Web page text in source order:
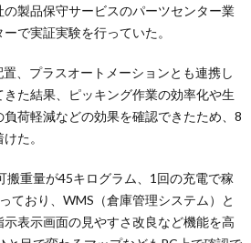
製品保守サービスのパーツセンター業
で実証実験を行っていた。
、プラスオートメーションとも連携し
た結果、ピッキング作業の効率化や生
荷軽減などの効果を確認できたため、8
た。
搬重量が45キログラム、1回の充電で稼
ており、WMS（倉庫管理システム）と
表示画面の見やすさ改良など機能を高